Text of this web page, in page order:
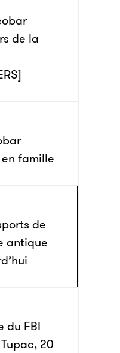
de la
famille
de
antique
du FBI
20